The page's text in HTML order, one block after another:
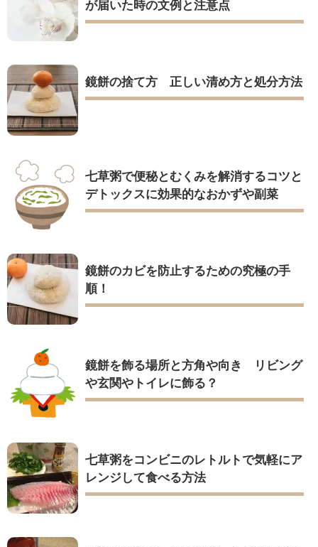
が届いた時の文例と注意点
鏡餅の捨て方 正しい清め方と処分方法
七草粥で便秘とむくみを解消するコツと
デトックスに効果的なおかずや副菜
鏡餅のカビを防止するための究極の手
順！
鏡餅を飾る場所と方角や向き リビング
や玄関やトイレに飾る？
七草粥をコンビニのレトルトで気軽にア
レンジして食べる方法